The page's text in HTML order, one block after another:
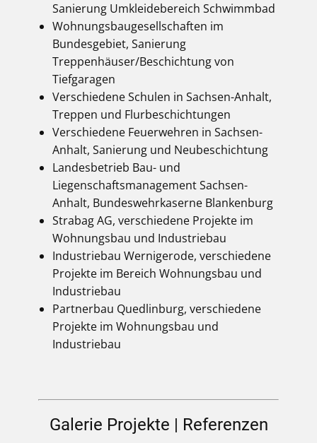
Sanierung Umkleidebereich Schwimmbad
Wohnungsbaugesellschaften im
Bundesgebiet, Sanierung
Treppenhäuser/Beschichtung von
Tiefgaragen
Verschiedene Schulen in Sachsen-Anhalt,
Treppen und Flurbeschichtungen
Verschiedene Feuerwehren in Sachsen-
Anhalt, Sanierung und Neubeschichtung
Landesbetrieb Bau- und
Liegenschaftsmanagement Sachsen-
Anhalt, Bundeswehrkaserne Blankenburg
Strabag AG, verschiedene Projekte im
Wohnungsbau und Industriebau
Industriebau Wernigerode, verschiedene
Projekte im Bereich Wohnungsbau und
Industriebau
Partnerbau Quedlinburg, verschiedene
Projekte im Wohnungsbau und
Industriebau
Galerie Projekte | Referenzen